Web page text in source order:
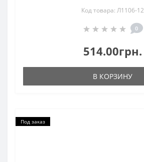
Код товара: Л1106-12
0
514.00грн.
В КОРЗИНУ
Под заказ